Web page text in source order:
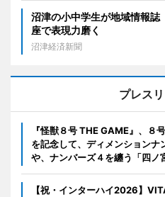
沼津の小中学生が地域情報
座で表現力磨く
沼津経済新聞
プレス
『怪獣８号 THE GAME』、８
を記念して、ディメンションナ
や、ナンバーズ４を纏う「四ノ
【祝・インターハイ2026】